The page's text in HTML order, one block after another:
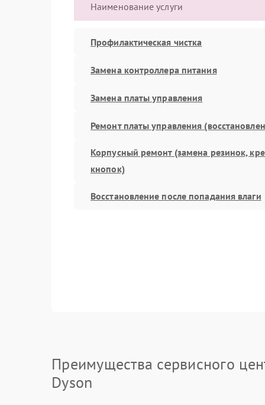
Наименование услуги
Профилактическая чистка
Замена контроллера питания
Замена платы управления
Ремонт платы управления
Корпусный ремонт (замена резинок,
кнопок)
Восстановление после попадания влаги
Преимущества сервисного
Dyson